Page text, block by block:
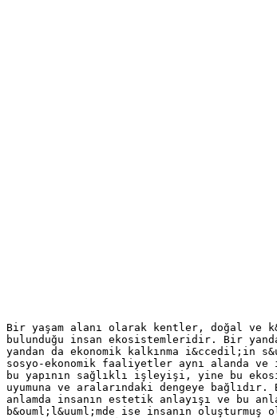
Bir yaşam alanı olarak kentler, doğal ve
bulunduğu insan ekosistemleridir. Bir
yandan da ekonomik kalkınma
sosyo-ekonomik faaliyetler aynı alanda
bu yapının sağlıklı işleyişi, yine bu
uyumuna ve aralarındaki dengeye
anlamda insanın estetik anlayışı ve bu
b&ouml;l&uuml;mde ise insanın